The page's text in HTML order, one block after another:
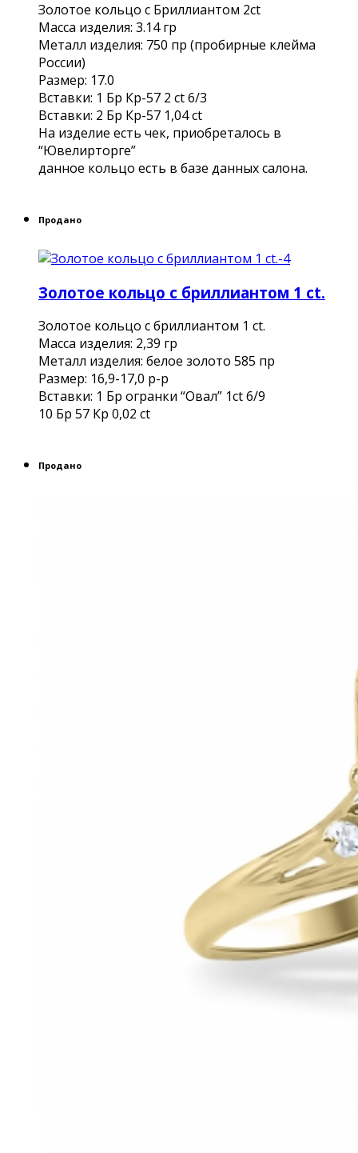
Золотое кольцо с Бриллиантом 2ct
Масса изделия: 3.14 гр
Металл изделия: 750 пр (пробирные клейма
России)
Размер: 17.0
Вставки: 1 Бр Кр-57 2 ct 6/3
Вставки: 2 Бр Кр-57 1,04 сt
На изделие есть чек, приобреталось в
“Ювелирторге”
данное кольцо есть в базе данных салона.
Продано
Золотое кольцо с бриллиантом 1 ct.
Золотое кольцо с бриллиантом 1 ct.
Масса изделия: 2,39 гр
Металл изделия: белое золото 585 пр
Размер: 16,9-17,0 р-р
Вставки: 1 Бр огранки “Овал” 1ct 6/9
10 Бр 57 Кр 0,02 ct
Продано